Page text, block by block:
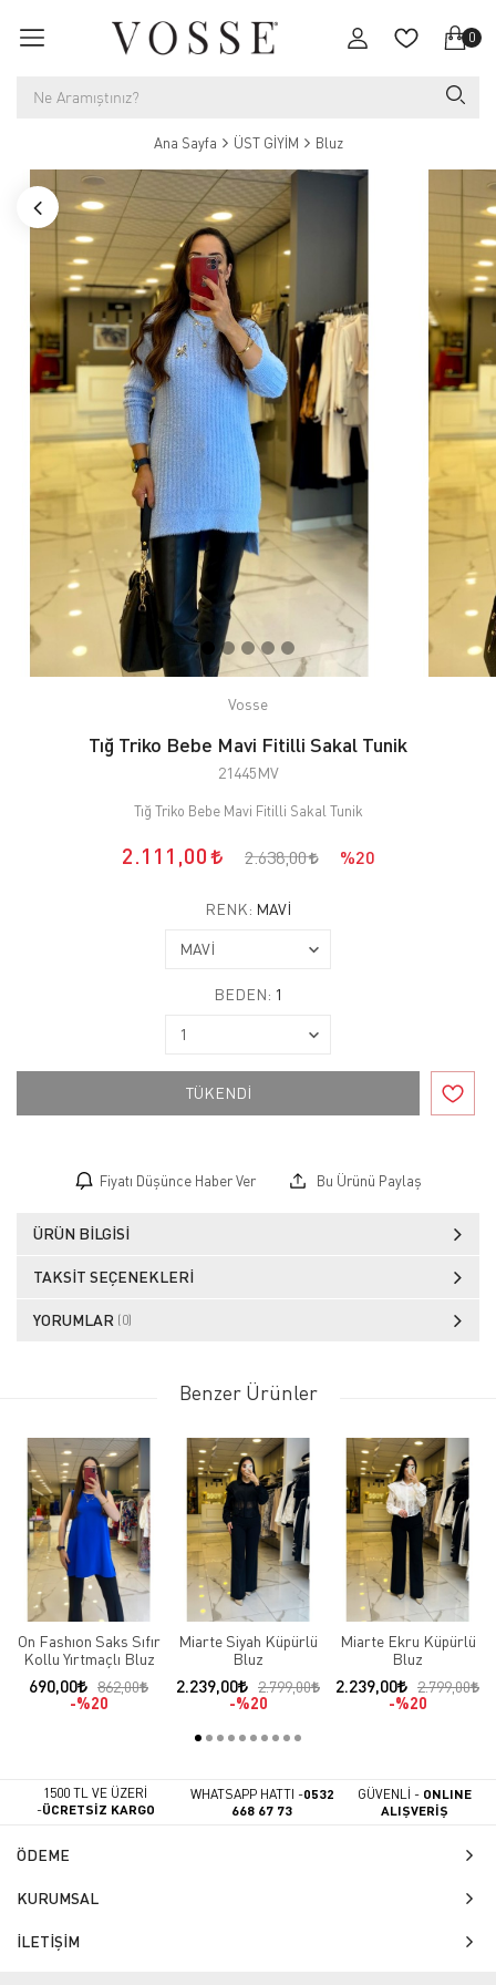
0
Ana Sayfa ÜST GİYİM Bluz
Vosse
Tığ Triko Bebe Mavi Fitilli Sakal Tunik
21445MV
Tığ Triko Bebe Mavi Fitilli Sakal Tunik
2.111,00 2.638,00 %20
RENK: MAVİ
BEDEN: 1
TÜKENDİ
Fiyatı Düşünce Haber Ver Bu Ürünü Paylaş
ÜRÜN BILGISI
TAKSIT SEÇENEKLERI
YORUMLAR (0)
Benzer Ürünler
On Fashıon Saks Sıfır
Kollu Yırtmaçlı Bluz
690,00
862,00
%20
Miarte Siyah Küpürlü
Bluz
2.239,00
2.799,00
%20
Miarte Ekru Küpürlü
Bluz
2.239,00
2.799,00
%20
1500 TL VE ÜZERİ
-ÜCRETSİZ KARGO
WHATSAPP HATTI -0532
668 67 73
GÜVENLİ - ONLINE
ALIŞVERİŞ
ÖDEME
KURUMSAL
İLETİŞİM